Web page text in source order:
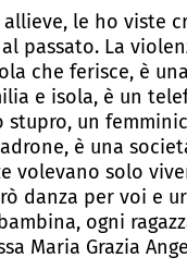
le ho viste
passato. La
che ferisce, è
e isola, è un
un
è una
volevano solo
danza per voi e
ogni
Maria Grazia